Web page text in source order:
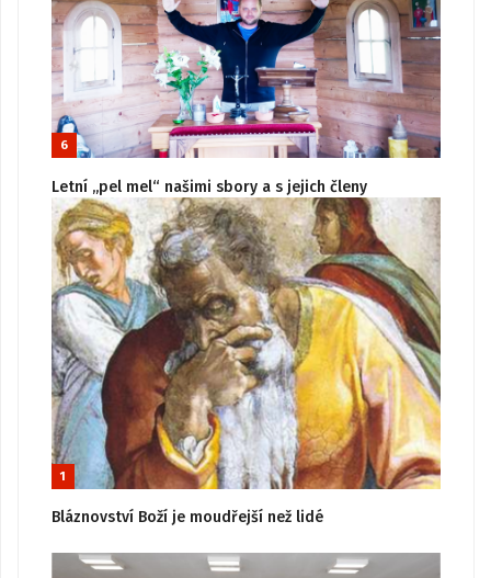
6
Letní „pel mel“ našimi sbory a s jejich členy
1
Bláznovství Boží je moudřejší než lidé